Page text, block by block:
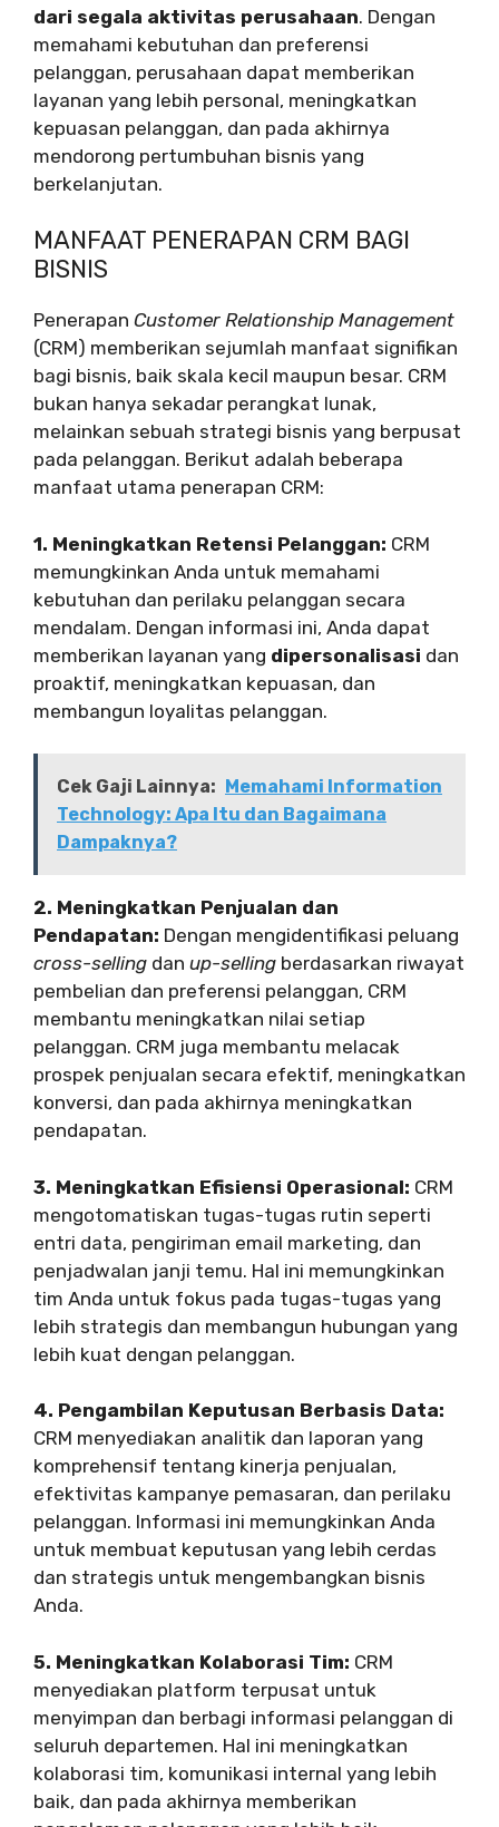
dari segala aktivitas perusahaan. Dengan
memahami kebutuhan dan preferensi
pelanggan, perusahaan dapat memberikan
layanan yang lebih personal, meningkatkan
kepuasan pelanggan, dan pada akhirnya
mendorong pertumbuhan bisnis yang
berkelanjutan.
MANFAAT PENERAPAN CRM BAGI
BISNIS
Penerapan Customer Relationship Management
(CRM) memberikan sejumlah manfaat signifikan
bagi bisnis, baik skala kecil maupun besar. CRM
bukan hanya sekadar perangkat lunak,
melainkan sebuah strategi bisnis yang berpusat
pada pelanggan. Berikut adalah beberapa
manfaat utama penerapan CRM:
1. Meningkatkan Retensi Pelanggan: CRM
memungkinkan Anda untuk memahami
kebutuhan dan perilaku pelanggan secara
mendalam. Dengan informasi ini, Anda dapat
memberikan layanan yang dipersonalisasi dan
proaktif, meningkatkan kepuasan, dan
membangun loyalitas pelanggan.
Cek Gaji Lainnya: Memahami Information
Technology: Apa Itu dan Bagaimana
Dampaknya?
2. Meningkatkan Penjualan dan
Pendapatan: Dengan mengidentifikasi peluang
cross-selling dan up-selling berdasarkan riwayat
pembelian dan preferensi pelanggan, CRM
membantu meningkatkan nilai setiap
pelanggan. CRM juga membantu melacak
prospek penjualan secara efektif, meningkatkan
konversi, dan pada akhirnya meningkatkan
pendapatan.
3. Meningkatkan Efisiensi Operasional: CRM
mengotomatiskan tugas-tugas rutin seperti
entri data, pengiriman email marketing, dan
penjadwalan janji temu. Hal ini memungkinkan
tim Anda untuk fokus pada tugas-tugas yang
lebih strategis dan membangun hubungan yang
lebih kuat dengan pelanggan.
4. Pengambilan Keputusan Berbasis Data:
CRM menyediakan analitik dan laporan yang
komprehensif tentang kinerja penjualan,
efektivitas kampanye pemasaran, dan perilaku
pelanggan. Informasi ini memungkinkan Anda
untuk membuat keputusan yang lebih cerdas
dan strategis untuk mengembangkan bisnis
Anda.
5. Meningkatkan Kolaborasi Tim: CRM
menyediakan platform terpusat untuk
menyimpan dan berbagi informasi pelanggan di
seluruh departemen. Hal ini meningkatkan
kolaborasi tim, komunikasi internal yang lebih
baik, dan pada akhirnya memberikan